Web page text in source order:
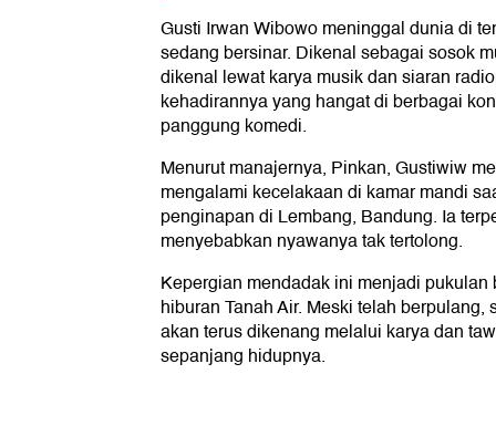
Gusti Irwan Wibowo meninggal dunia di
sedang bersinar. Dikenal sebagai sosok
dikenal lewat karya musik dan siaran
kehadirannya yang hangat di berbagai
panggung komedi.
Menurut manajernya, Pinkan, Gustiwiw
mengalami kecelakaan di kamar mandi
penginapan di Lembang, Bandung. Ia
menyebabkan nyawanya tak tertolong.
Kepergian mendadak ini menjadi
hiburan Tanah Air. Meski telah
akan terus dikenang melalui karya dan
sepanjang hidupnya.